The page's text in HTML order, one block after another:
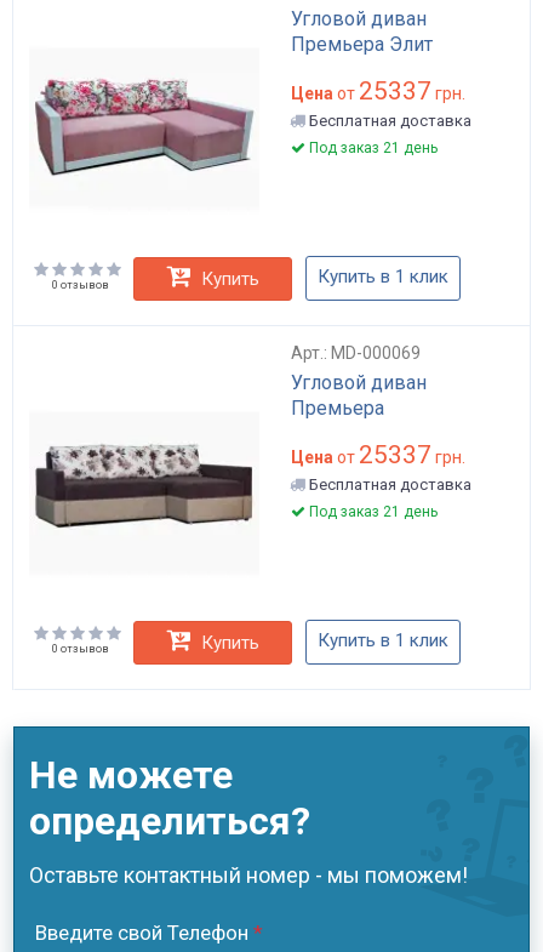
Угловой диван
Премьера Элит
Цена от 25337 грн.
Бесплатная доставка
Под заказ 21 день
0 отзывов Купить Купить в 1 клик
Арт.: MD-000069
Угловой диван
Премьера
Цена от 25337 грн.
Бесплатная доставка
Под заказ 21 день
0 отзывов Купить Купить в 1 клик
Не можете
определиться?
Оставьте контактный номер - мы поможем!
Введите свой Телефон *